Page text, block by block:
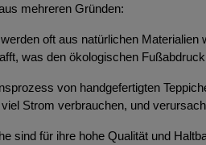
mehreren Gründen:
oft aus natürlichen
was den ökologischen
von handgefertigten
Strom verbrauchen, und
sind für ihre hohe Qualität und